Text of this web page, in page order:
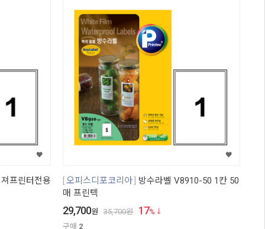
프린터전용 오피스디포코리아
방수라벨 V8910-50 1칸 50
매 프린텍
29,700원 35,700원 17%
구매 2